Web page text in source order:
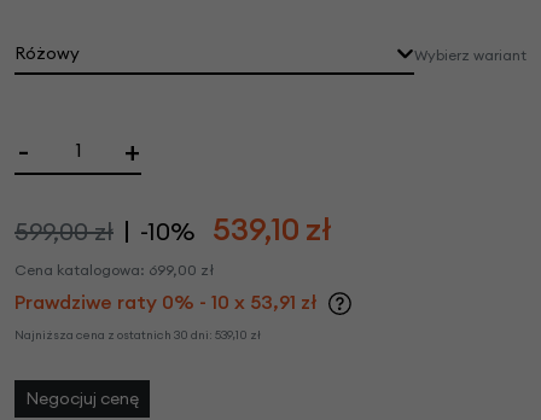
Różowy Wybierz wariant
- +
599,00 zł -10% 539,10 zł
Cena katalogowa: 699,00 zł
Prawdziwe raty 0% - 10 x 53,91 zł
Najniższa cena z ostatnich 30 dni: 539,10 zł
Negocjuj cenę